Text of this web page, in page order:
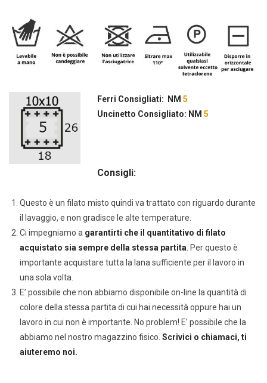
Ferri Consigliati: NM 5
Uncinetto Consigliato: NM 5
Consigli:
Questo è un filato misto quindi va trattato con riguardo durante
il lavaggio, e non gradisce le alte temperature.
Ci impegniamo a garantirti che il quantitativo di filato
acquistato sia sempre della stessa partita. Per questo è
importante acquistare tutta la lana sufficiente per il lavoro in
una sola volta.
E’ possibile che non abbiamo disponibile on-line la quantità di
colore della stessa partita di cui hai necessità oppure hai un
lavoro in cui non è importante. No problem! E’ possibile che la
abbiamo nel nostro magazzino fisico. Scrivici o chiamaci, ti
aiuteremo noi.